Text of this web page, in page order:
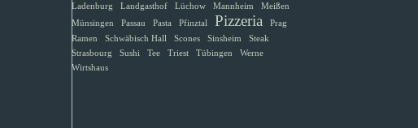
Ladenburg
Landgasthof Lüchow Mannheim
Meißen
Münsingen
Passau Pasta Pfinztal Pizzeria
Prag
Ramen
Schwäbisch Hall Scones Sinsheim
Steak
Strasbourg
Sushi Tee Triest Tübingen
Werne
Wirtshaus